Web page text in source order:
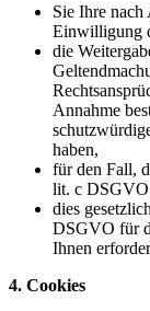
Sie Ihre
Einwilligung
die
Annahme
haben,
für den Fall,
lit. c DSGVO
dies
DSGVO für
Ihnen
4. Cookies